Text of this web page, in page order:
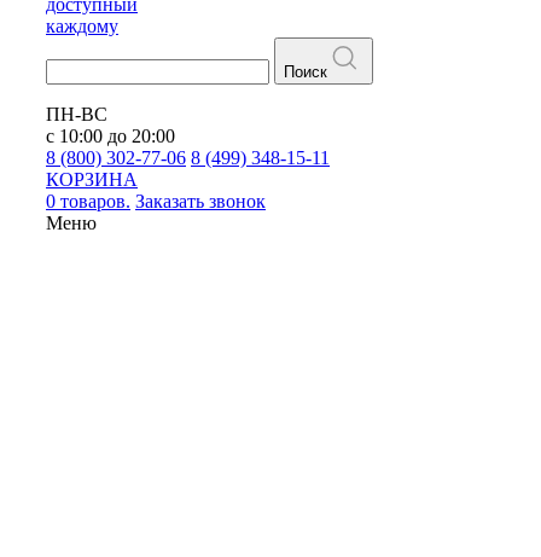
доступный
каждому
Поиск
ПН-ВС
с 10:00 до 20:00
8 (800) 302-77-06 8 (499) 348-15-11
КОРЗИНА
0 товаров. Заказать звонок
Меню